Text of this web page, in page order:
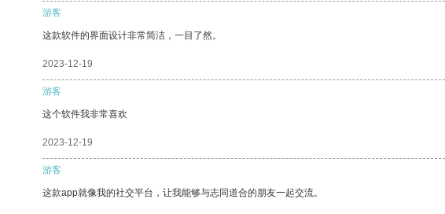
游客
这款软件的界面设计非常简洁，一目了然。
2023-12-19
游客
这个软件我非常喜欢
2023-12-19
游客
这款app就像我的社交平台，让我能够与志同道合的朋友一起交流。